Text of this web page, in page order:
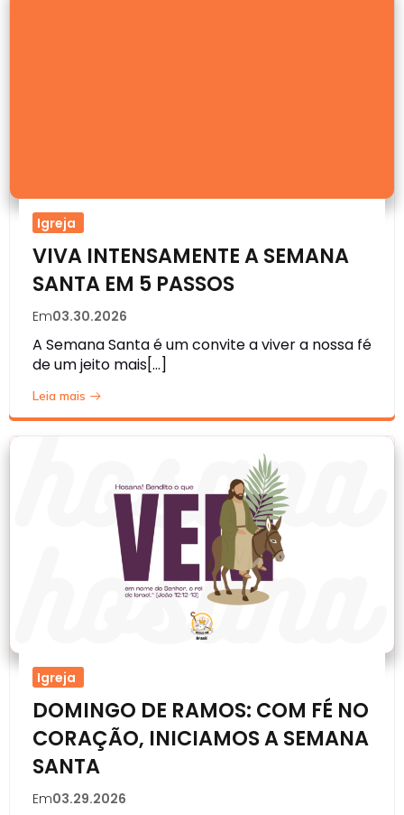
Igreja
VIVA INTENSAMENTE A SEMANA
SANTA EM 5 PASSOS
Em03.30.2026
A Semana Santa é um convite a viver a nossa fé
de um jeito mais[…]
Leia mais
Igreja
DOMINGO DE RAMOS: COM FÉ NO
CORAÇÃO, INICIAMOS A SEMANA
SANTA
Em03.29.2026